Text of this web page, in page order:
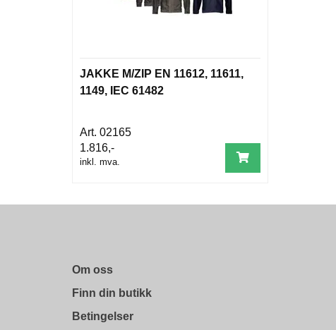
JAKKE M/ZIP EN 11612, 11611,
1149, IEC 61482
02165
1.816,-
inkl. mva.
Om oss
Finn din butikk
Betingelser